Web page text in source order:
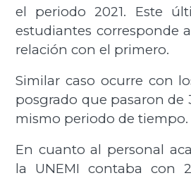
el periodo 2021. Este
estudiantes corresponde
relación con el primero.
Similar caso ocurre con
posgrado que pasaron de
mismo periodo de tiempo.
En cuanto al personal
la UNEMI contaba con